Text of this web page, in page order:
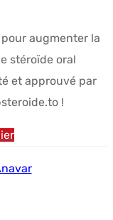
:
augmenter la
stéroïde oral
et approuvé par
!